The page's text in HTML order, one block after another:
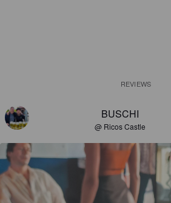
REVIEWS
BUSCHI
@ Ricos Castle